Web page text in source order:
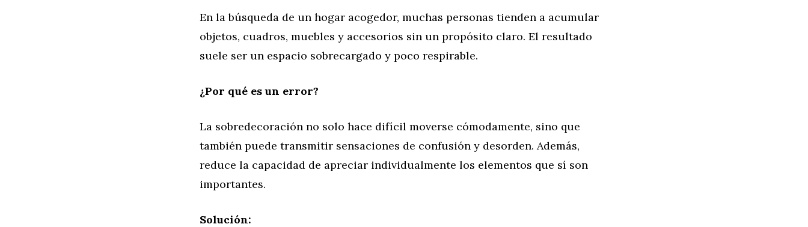
En la búsqueda de un hogar acogedor, muchas personas tienden a acumular
objetos, cuadros, muebles y accesorios sin un propósito claro. El resultado
suele ser un espacio sobrecargado y poco respirable.
¿Por qué es un error?
La sobredecoración no solo hace difícil moverse cómodamente, sino que
también puede transmitir sensaciones de confusión y desorden. Además,
reduce la capacidad de apreciar individualmente los elementos que sí son
importantes.
Solución: